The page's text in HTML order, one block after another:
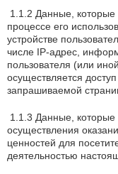
1.1.2 Данные, которые
процессе его
устройстве
числе IP-адрес,
пользователя (или
осуществляется
запрашиваемой
1.1.3 Данные, которые
осуществления
ценностей для
деятельностью